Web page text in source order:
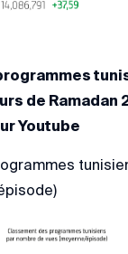
de Ramadan
Youtube